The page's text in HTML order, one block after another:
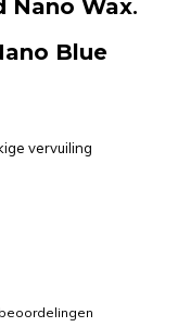
Nano Wax.
Blue
vervuiling
beoordelingen